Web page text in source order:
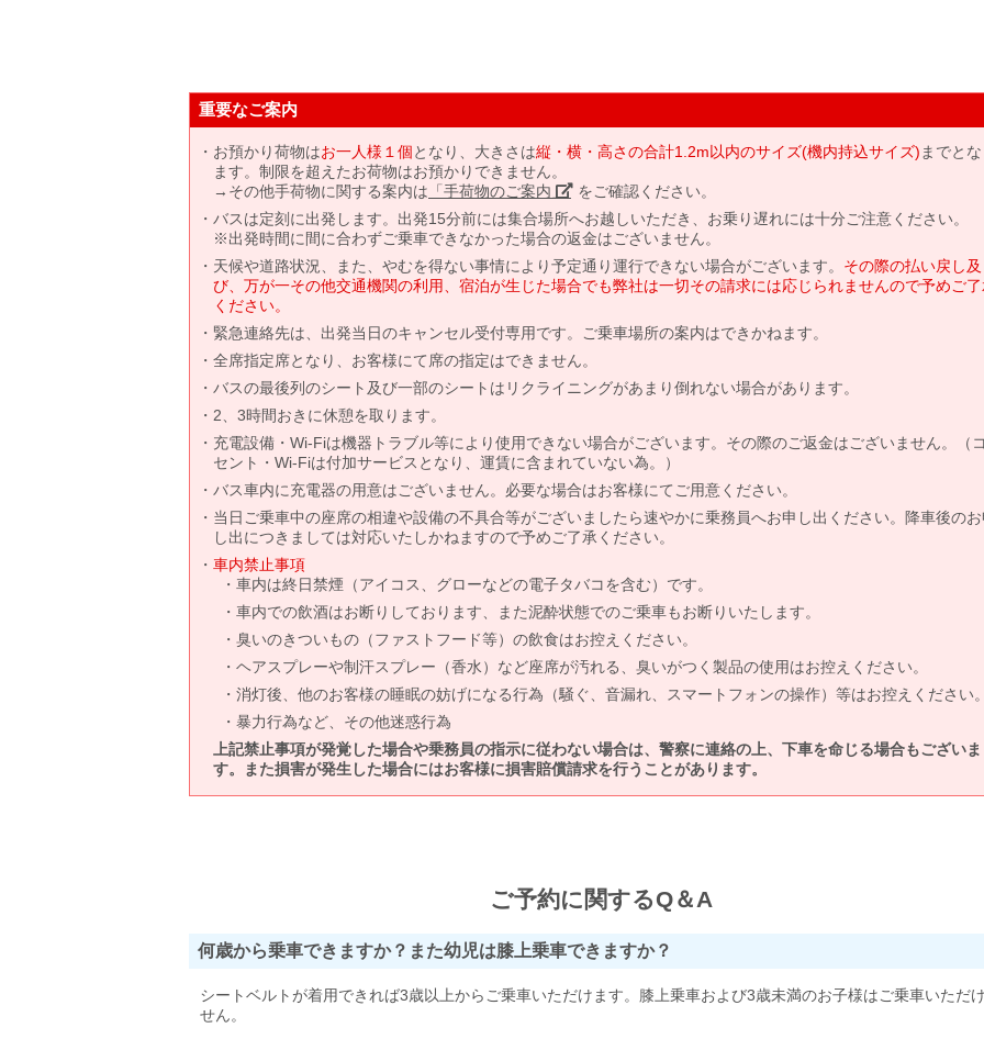
重要なご案内
お預かり荷物はお一人様１個となり、大きさは縦・横・高さの合計1.2m以内のサイズ(機内持込サイズ) までと
ます。制限を超えたお荷物はお預かりできません。
→その他手荷物に関する案内は 「手荷物のご案内」 をご確認ください。
バスは定刻に出発します。出発15分前には集合場所へお越しいただき、お乗り遅れには十分ご注意ください。
※出発時間に間に合わずご乗車できなかった場合の返金はございません。
天候や道路状況、また、やむを得ない事情により予定通り運行できない場合がございます。 その際の払い戻し及
び、万が一その他交通機関の利用、宿泊が生じた場合でも弊社は一切その請求には応じられませんので予めご
ください。
緊急連絡先は、出発当日のキャンセル受付専用です。ご乗車場所の案内はできかねます。
全席指定席となり、お客様にて席の指定はできません。
バスの最後列のシート及び一部のシートはリクライニングがあまり倒れない場合があります。
2、3時間おきに休憩を取ります。
充電設備・Wi-Fiは機器トラブル等により使用できない場合がございます。その際のご返金はございません。（
セント・Wi-Fiは付加サービスとなり、運賃に含まれていない為。）
バス車内に充電器の用意はございません。必要な場合はお客様にてご用意ください。
当日ご乗車中の座席の相違や設備の不具合等がございましたら速やかに乗務員へお申し出ください。降車後の
し出につきましては対応いたしかねますので予めご了承ください。
車内禁止事項
車内は終日禁煙（アイコス、グローなどの電子タバコを含む）です。
車内での飲酒はお断りしております、また泥酔状態でのご乗車もお断りいたします。
臭いのきついもの（ファストフード等）の飲食はお控えください。
ヘアスプレーや制汗スプレー（香水）など座席が汚れる、臭いがつく製品の使用はお控えください。
消灯後、他のお客様の睡眠の妨げになる行為（騒ぐ、音漏れ、スマートフォンの操作）等はお控えください
暴力行為など、その他迷惑行為
上記禁止事項が発覚した場合や乗務員の指示に従わない場合は、警察に連絡の上、下車を命じる場合もございま
す。また損害が発生した場合にはお客様に損害賠償請求を行うことがあります。
ご予約に関するQ＆A
何歳から乗車できますか？また幼児は膝上乗車できますか？
シートベルトが着用できれば3歳以上からご乗車いただけます。膝上乗車および3歳未満のお子様はご乗車いただ
せん。